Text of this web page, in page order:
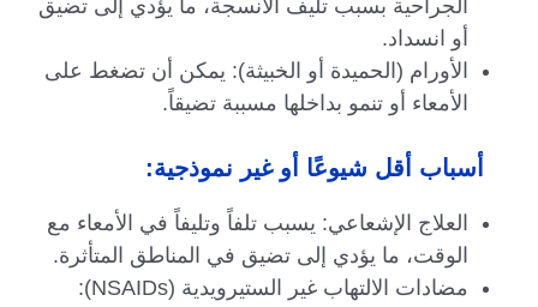
الجراحية بسبب تليف الأنسجة، ما يؤدي إلى تضيق
أو انسداد.
الأورام (الحميدة أو الخبيثة): يمكن أن تضغط على
الأمعاء أو تنمو بداخلها مسببة تضيقاً.
أسباب أقل شيوعًا أو غير نموذجية:
العلاج الإشعاعي: يسبب تلفاً وتليفاً في الأمعاء مع
الوقت، ما يؤدي إلى تضيق في المناطق المتأثرة.
مضادات الالتهاب غير الستيرويدية (NSAIDs):